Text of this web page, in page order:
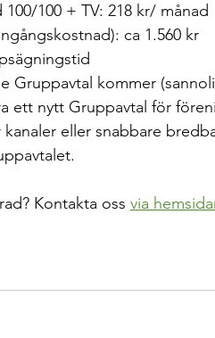
100/100 + TV: 218 kr/ månad
ca 1.560 kr
Gruppavtal kommer
ett nytt Gruppavtal för
kanaler eller snabbare
Kontakta oss via